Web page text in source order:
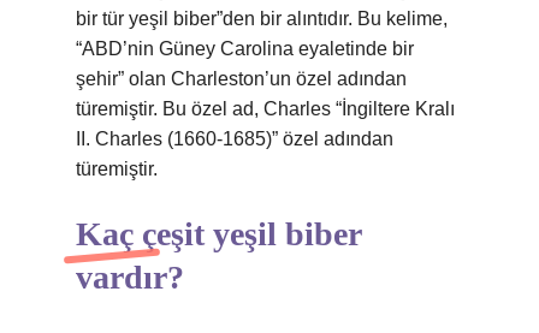
bir tür yeşil biber”den bir alıntıdır. Bu kelime,
“ABD’nin Güney Carolina eyaletinde bir
şehir” olan Charleston’un özel adından
türemiştir. Bu özel ad, Charles “İngiltere Kralı
II. Charles (1660-1685)” özel adından
türemiştir.
Kaç çeşit yeşil biber
vardır?